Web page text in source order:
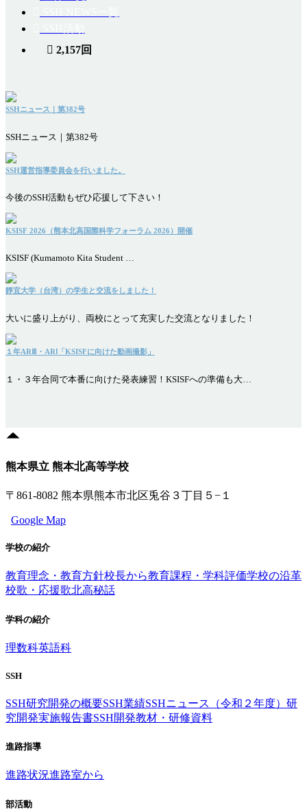
2,157回
SSHニュース｜第382号
SSHニュース｜第382号
SSH運営指導委員会を行いました。
今後のSSH活動もぜひ応援して下さい！
KSISF 2026（熊本北高国際科学フォーラム 2026）開催
KSISF (Kumamoto Kita Student …
靜宜大学（台湾）の学生と交流をしました！
大いに盛り上がり、両校にとって充実した交流となりました！
１年ARⅢ・ARⅠ「KSISFに向けた動画撮影」
１・３年合同で本番に向けた発表練習！KSISFへの準備も大…
熊本県立 熊本北高等学校
〒861-8082 熊本県熊本市北区兎谷３丁目５−１
Google Map
学校の紹介
教育理念・教育方針校長から教育課程・学科評価学校の沿革
校歌・応援歌北高秘話
学科の紹介
理数科英語科
SSH
SSH研究開発の概要SSH業績SSHニュース（令和２年度） 研
究開発実施報告書SSH開発教材・研修資料
進路指導
進路状況進路室から
部活動